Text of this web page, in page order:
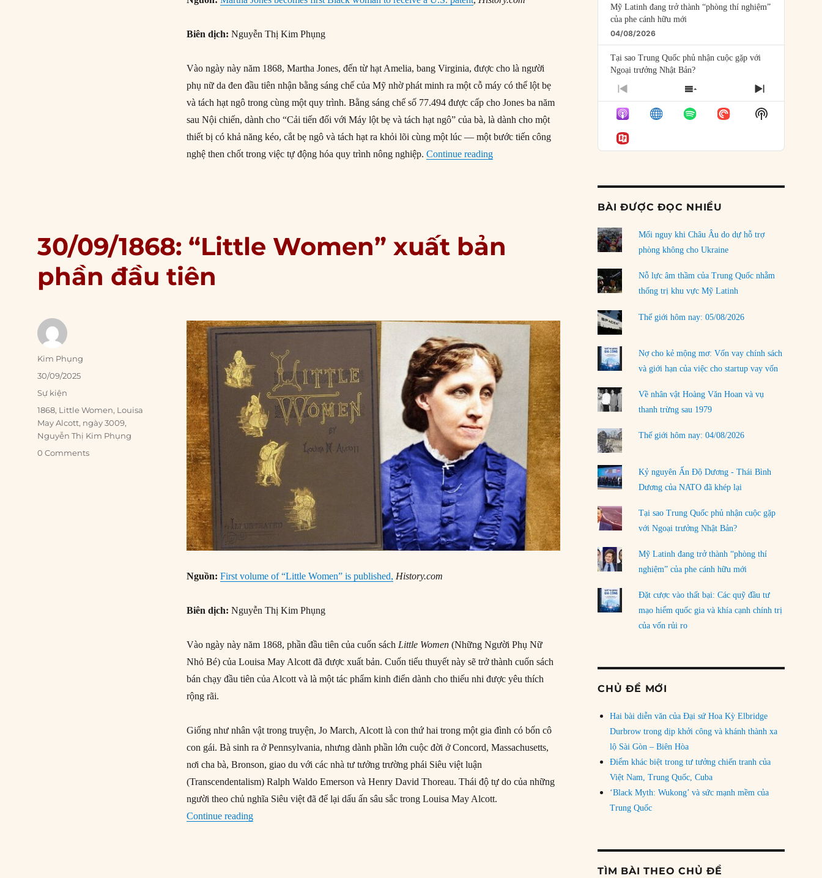
Biên dịch: Nguyễn Thị Kim Phụng
Vào ngày này năm 1868, Martha Jones, đến từ hạt Amelia, bang Virginia, được cho là người
phụ nữ da đen đầu tiên nhận bằng sáng chế của Mỹ nhờ phát minh ra một cỗ máy có thể lột bẹ
và tách hạt ngô trong cùng một quy trình. Bằng sáng chế số 77.494 được cấp cho Jones ba năm
sau Nội chiến, dành cho “Cải tiến đối với Máy lột bẹ và tách hạt ngô” của bà, là dành cho một
thiết bị có khả năng kéo, cắt bẹ ngô và tách hạt ra khỏi lõi cùng một lúc — một bước tiến công
nghệ then chốt trong việc tự động hóa quy trình nông nghiệp.Continue reading“05/05/1868: Người phụ nữ da đen đầu tiên nhận bằng sáng chế của Mỹ”
30/09/1868: “Little Women” xuất bản
phần đầu tiên
Nguồn:First volume of “Little Women” is published, History.com
Biên dịch: Nguyễn Thị Kim Phụng
Vào ngày này năm 1868, phần đầu tiên của cuốn sách Little Women (Những Người Phụ Nữ
Nhỏ Bé) của Louisa May Alcott đã được xuất bản. Cuốn tiểu thuyết này sẽ trở thành cuốn sách
bán chạy đầu tiên của Alcott và là một tác phẩm kinh điển dành cho thiếu nhi được yêu thích
rộng rãi.
Giống như nhân vật trong truyện, Jo March, Alcott là con thứ hai trong một gia đình có bốn cô
con gái. Bà sinh ra ở Pennsylvania, nhưng dành phần lớn cuộc đời ở Concord, Massachusetts,
nơi cha bà, Bronson, giao du với các nhà tư tưởng trường phái Siêu việt luận
(Transcendentalism) Ralph Waldo Emerson và Henry David Thoreau. Thái độ tự do của những
người theo chủ nghĩa Siêu việt đã để lại dấu ấn sâu sắc trong Louisa May Alcott.
Continue reading“30/09/1868: “Little Women” xuất bản phần đầu tiên”
Author
Kim Phụng
Posted
30/09/2025
Categories
Sự kiện
Tags
1868, Little Women, Louisa
May Alcott, ngày 3009,
Nguyễn Thị Kim Phụng
0 Comments
Mỹ Latinh đang trở thành “phòng thí nghiệm”
của phe cánh hữu mới
04/08/2026
Tại sao Trung Quốc phủ nhận cuộc gặp với
Ngoại trưởng Nhật Bản?
04/08/2026
Điểm mù chiến lược của Trump tại Thái Bình
Dương
03/08/2026
rủi ro
01/08/2026
31/07/2026
phải chịu đựng?
30/07/2026
Tập tìm cách chôn vùi bê bối chấn động vòng
tròn thân cận của mình
LOAD MORE
PREVIOUS
EPISODE
SHOW
EPISODES
LIST
NEXT
EPISODE
Show
Podcast
BÀI ĐƯỢC ĐỌC NHIỀU
Mối nguy khi Châu Âu do dự hỗ trợ
phòng không cho Ukraine
Nỗ lực âm thầm của Trung Quốc nhằm
thống trị khu vực Mỹ Latinh
Thế giới hôm nay: 05/08/2026
Nợ cho kẻ mộng mơ: Vốn vay chính sách
và giới hạn của việc cho startup vay vốn
Về nhân vật Hoàng Văn Hoan và vụ
thanh trừng sau 1979
Thế giới hôm nay: 04/08/2026
Kỷ nguyên Ấn Độ Dương - Thái Bình
Dương của NATO đã khép lại
Tại sao Trung Quốc phủ nhận cuộc gặp
với Ngoại trưởng Nhật Bản?
Mỹ Latinh đang trở thành “phòng thí
nghiệm” của phe cánh hữu mới
Đặt cược vào thất bại: Các quỹ đầu tư
mạo hiểm quốc gia và khía cạnh chính trị
của vốn rủi ro
CHỦ ĐỀ MỚI
Hai bài diễn văn của Đại sứ Hoa Kỳ Elbridge
Durbrow trong dịp khởi công và khánh thành xa
lộ Sài Gòn – Biên Hòa
Điểm khác biệt trong tư tưởng chiến tranh của
Việt Nam, Trung Quốc, Cuba
‘Black Myth: Wukong’ và sức mạnh mềm của
Trung Quốc
TÌM BÀI THEO CHỦ ĐỀ